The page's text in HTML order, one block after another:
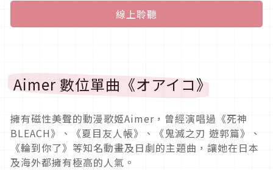
線上聆聽
Aimer 數位單曲《オアイコ》
擁有磁性美聲的動漫歌姬Aimer，曾經演唱過《死神
BLEACH》、《夏目友人帳》、《鬼滅之刃 遊郭篇》、
《輪到你了》等知名動畫及日劇的主題曲，讓她在日本
及海外都擁有極高的人氣。